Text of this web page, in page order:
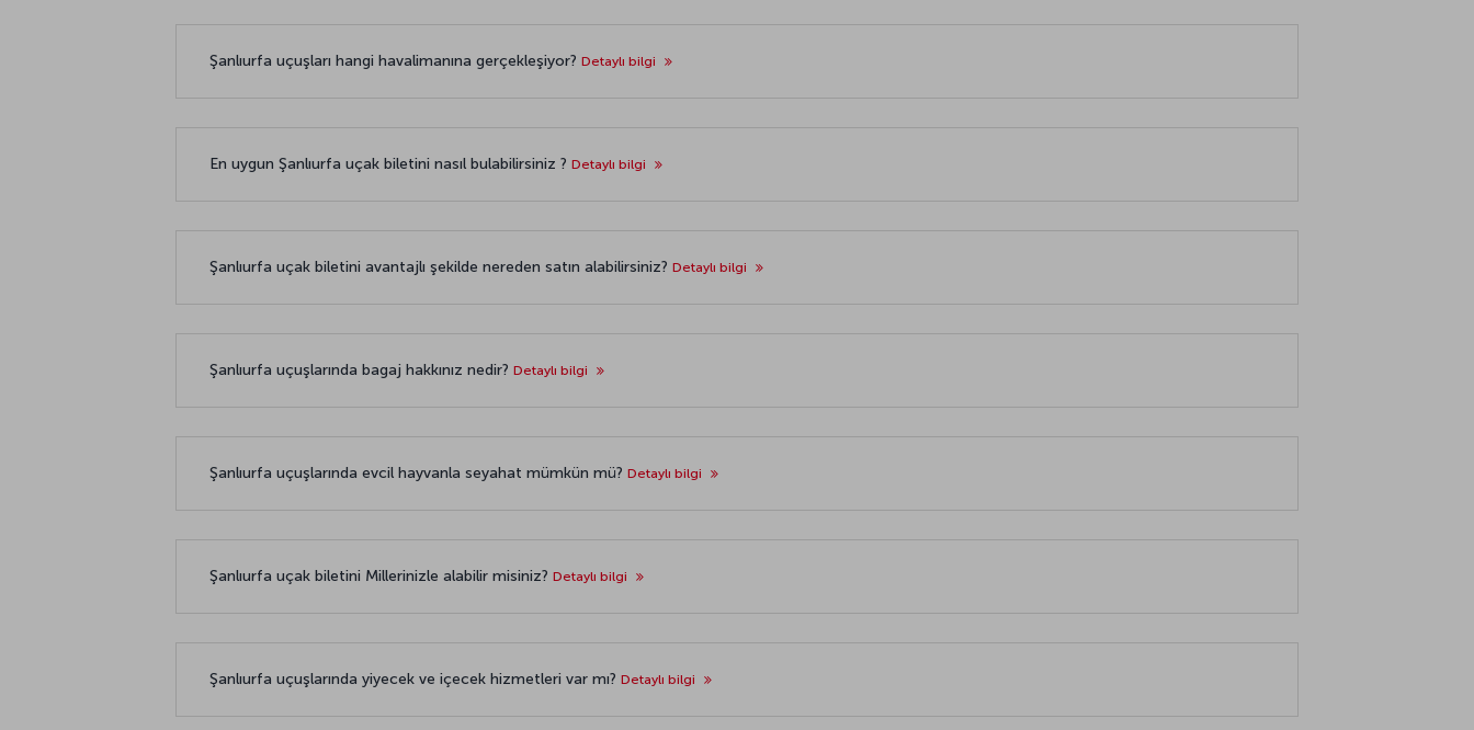
Şanlıurfa uçuşları hangi havalimanına gerçekleşiyor? Detaylı bilgi
En uygun Şanlıurfa uçak biletini nasıl bulabilirsiniz ? Detaylı bilgi
Şanlıurfa uçak biletini avantajlı şekilde nereden satın alabilirsiniz? Detaylı bilgi
Şanlıurfa uçuşlarında bagaj hakkınız nedir? Detaylı bilgi
Şanlıurfa uçuşlarında evcil hayvanla seyahat mümkün mü? Detaylı bilgi
Şanlıurfa uçak biletini Millerinizle alabilir misiniz? Detaylı bilgi
Şanlıurfa uçuşlarında yiyecek ve içecek hizmetleri var mı? Detaylı bilgi